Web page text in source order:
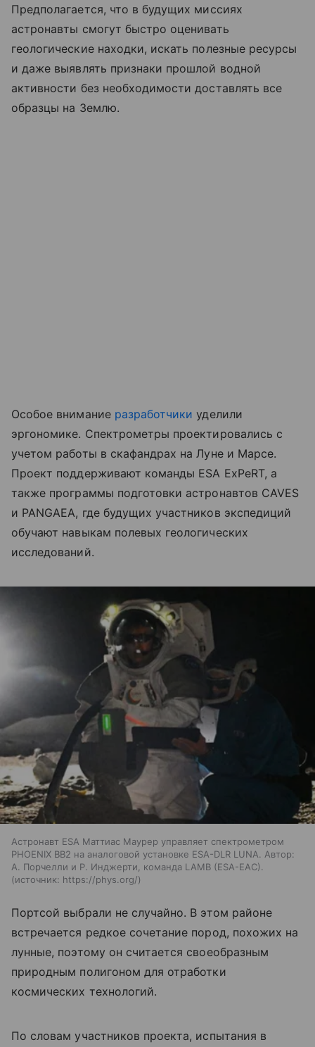
Предполагается, что в будущих миссиях
астронавты смогут быстро оценивать
геологические находки, искать полезные ресурсы
и даже выявлять признаки прошлой водной
активности без необходимости доставлять все
образцы на Землю.
Особое внимание разработчики уделили
эргономике. Спектрометры проектировались с
учетом работы в скафандрах на Луне и Марсе.
Проект поддерживают команды ESA ExPeRT, а
также программы подготовки астронавтов CAVES
и PANGAEA, где будущих участников экспедиций
обучают навыкам полевых геологических
исследований.
Астронавт ESA Маттиас Маурер управляет спектрометром
PHOENIX BB2 на аналоговой установке ESA-DLR LUNA. Автор:
А. Порчелли и Р. Инджерти, команда LAMB (ESA-EAC).
источник: https://phys.org/
Портсой выбрали не случайно. В этом районе
встречается редкое сочетание пород, похожих на
лунные, поэтому он считается своеобразным
природным полигоном для отработки
космических технологий.
По словам участников проекта, испытания в